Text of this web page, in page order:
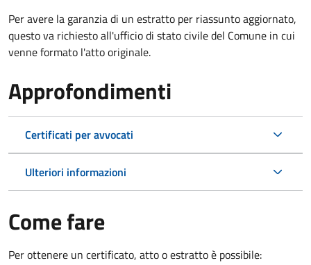
Per avere la garanzia di un estratto per riassunto aggiornato,
questo va richiesto all'ufficio di stato civile del Comune in cui
venne formato l'atto originale.
Approfondimenti
Certificati per avvocati
Ulteriori informazioni
Come fare
Per ottenere un certificato, atto o estratto è possibile: